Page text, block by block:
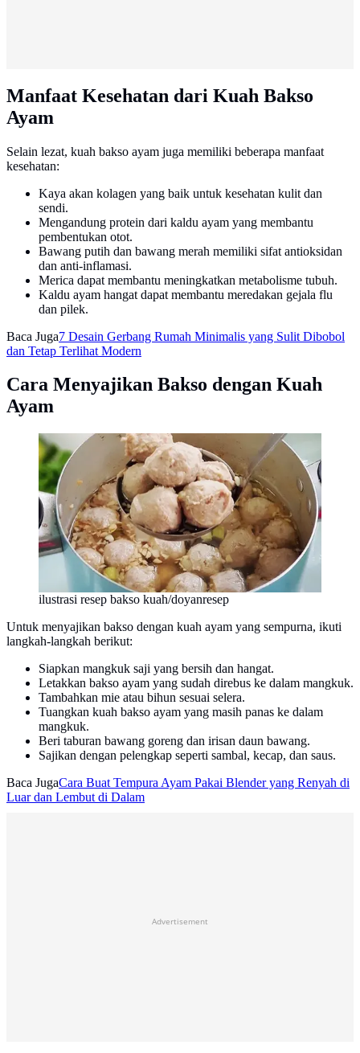
Manfaat Kesehatan dari Kuah Bakso
Ayam
Selain lezat, kuah bakso ayam juga memiliki beberapa manfaat
kesehatan:
Kaya akan kolagen yang baik untuk kesehatan kulit dan
sendi.
Mengandung protein dari kaldu ayam yang membantu
pembentukan otot.
Bawang putih dan bawang merah memiliki sifat antioksidan
dan anti-inflamasi.
Merica dapat membantu meningkatkan metabolisme tubuh.
Kaldu ayam hangat dapat membantu meredakan gejala flu
dan pilek.
Baca Juga7 Desain Gerbang Rumah Minimalis yang Sulit Dibobol
dan Tetap Terlihat Modern
Cara Menyajikan Bakso dengan Kuah
Ayam
ilustrasi resep bakso kuah/doyanresep
Untuk menyajikan bakso dengan kuah ayam yang sempurna, ikuti
langkah-langkah berikut:
Siapkan mangkuk saji yang bersih dan hangat.
Letakkan bakso ayam yang sudah direbus ke dalam mangkuk.
Tambahkan mie atau bihun sesuai selera.
Tuangkan kuah bakso ayam yang masih panas ke dalam
mangkuk.
Beri taburan bawang goreng dan irisan daun bawang.
Sajikan dengan pelengkap seperti sambal, kecap, dan saus.
Baca JugaCara Buat Tempura Ayam Pakai Blender yang Renyah di
Luar dan Lembut di Dalam
Advertisement